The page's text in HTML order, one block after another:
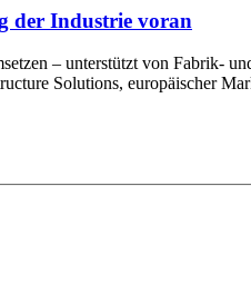
der Industrie voran
– unterstützt von Fabrik-
Solutions, europäischer